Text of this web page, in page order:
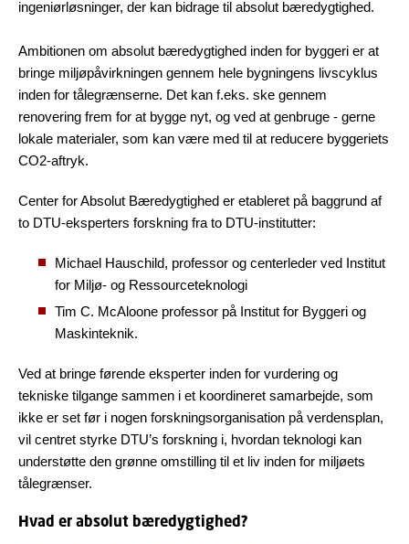
ingeniørløsninger, der kan bidrage til absolut bæredygtighed.
Ambitionen om absolut bæredygtighed inden for byggeri er at
bringe miljøpåvirkningen gennem hele bygningens livscyklus
inden for tålegrænserne. Det kan f.eks. ske gennem
renovering frem for at bygge nyt, og ved at genbruge - gerne
lokale materialer, som kan være med til at reducere byggeriets
CO2-aftryk.
Center for Absolut Bæredygtighed er etableret på baggrund af
to DTU-eksperters forskning fra to DTU-institutter:
Michael Hauschild, professor og centerleder ved Institut
for Miljø- og Ressourceteknologi
Tim C. McAloone professor på Institut for Byggeri og
Maskinteknik.
Ved at bringe førende eksperter inden for vurdering og
tekniske tilgange sammen i et koordineret samarbejde, som
ikke er set før i nogen forskningsorganisation på verdensplan,
vil centret styrke DTU’s forskning i, hvordan teknologi kan
understøtte den grønne omstilling til et liv inden for miljøets
tålegrænser.
Hvad er absolut bæredygtighed?